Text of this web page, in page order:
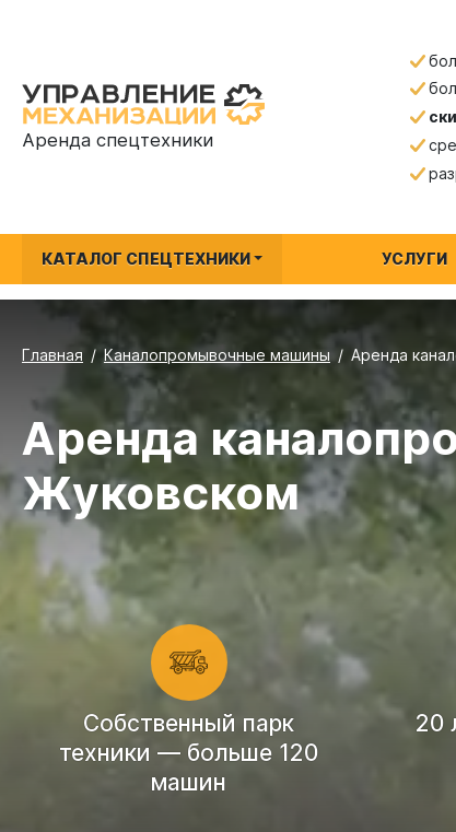
Аренда спецтехники
КАТАЛОГ СПЕЦТЕХНИКИ УСЛУГИ
Главная Каналопромывочные машины Аренда
Аренда
Жуковском
Cобственный парк
техники — больше 120
машин
20